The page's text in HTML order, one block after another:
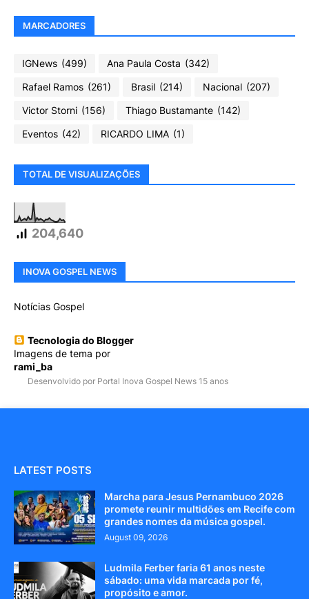
MARCADORES
IGNews (499) Ana Paula Costa (342)
Rafael Ramos (261) Brasil (214) Nacional (207)
Victor Storni (156) Thiago Bustamante (142)
Eventos (42) RICARDO LIMA (1)
TOTAL DE VISUALIZAÇÕES
204,640
INOVA GOSPEL NEWS
Notícias Gospel
Tecnologia do Blogger
Imagens de tema por
rami_ba
Desenvolvido por Portal Inova Gospel News 15 anos
LATEST POSTS
Marcha para Jesus Pernambuco 2026
promete reunir multidões em Recife com
grandes nomes da música gospel.
August 09, 2026
Ludmila Ferber faria 61 anos neste
sábado: uma vida marcada por fé,
propósito e amor.